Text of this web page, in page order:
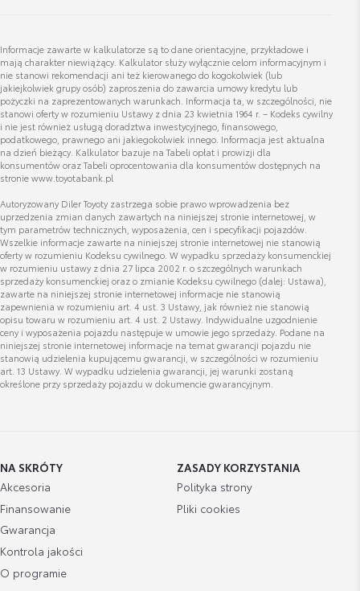
Cena brutto
3 287,38 zł Zobacz szczegóły
Informacje zawarte w kalkulatorze są to dane orientacyjne, przykładowe i
mają charakter niewiążący. Kalkulator służy wyłącznie celom informacyjnym i
nie stanowi rekomendacji ani też kierowanego do kogokolwiek (lub
jakiejkolwiek grupy osób) zaproszenia do zawarcia umowy kredytu lub
pożyczki na zaprezentowanych warunkach. Informacja ta, w szczególności, nie
stanowi oferty w rozumieniu Ustawy z dnia 23 kwietnia 1964 r. – Kodeks cywilny
i nie jest również usługą doradztwa inwestycyjnego, finansowego,
podatkowego, prawnego ani jakiegokolwiek innego. Informacja jest aktualna
na dzień bieżący. Kalkulator bazuje na Tabeli opłat i prowizji dla
konsumentów oraz Tabeli oprocentowania dla konsumentów dostępnych na
stronie www.toyotabank.pl
Autoryzowany Diler Toyoty zastrzega sobie prawo wprowadzenia bez
uprzedzenia zmian danych zawartych na niniejszej stronie internetowej, w
tym parametrów technicznych, wyposażenia, cen i specyfikacji pojazdów.
Wszelkie informacje zawarte na niniejszej stronie internetowej nie stanowią
oferty w rozumieniu Kodeksu cywilnego. W wypadku sprzedaży konsumenckiej
w rozumieniu ustawy z dnia 27 lipca 2002 r. o szczególnych warunkach
sprzedaży konsumenckiej oraz o zmianie Kodeksu cywilnego (dalej: Ustawa),
zawarte na niniejszej stronie internetowej informacje nie stanowią
zapewnienia w rozumieniu art. 4 ust. 3 Ustawy, jak również nie stanowią
opisu towaru w rozumieniu art. 4 ust. 2 Ustawy. Indywidualne uzgodnienie
ceny i wyposażenia pojazdu następuje w umowie jego sprzedaży. Podane na
niniejszej stronie internetowej informacje na temat gwarancji pojazdu nie
stanowią udzielenia kupującemu gwarancji, w szczególności w rozumieniu
art. 13 Ustawy. W wypadku udzielenia gwarancji, jej warunki zostaną
określone przy sprzedaży pojazdu w dokumencie gwarancyjnym.
NA SKRÓTY
Akcesoria
Finansowanie
Gwarancja
Kontrola jakości
O programie
ZASADY KORZYSTANIA
Polityka strony
Pliki cookies